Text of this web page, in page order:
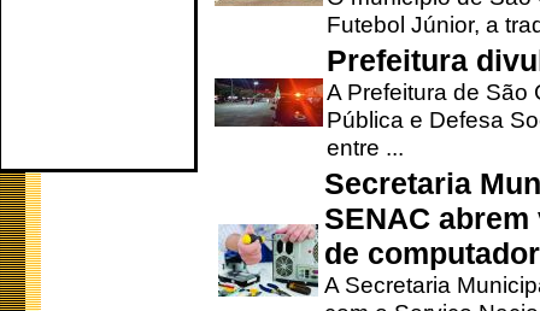
Futebol Júnior, a
Prefeitura
A Prefeitura de São
Pública e Defesa
entre ...
Secretaria
SENAC
de
A Secretaria